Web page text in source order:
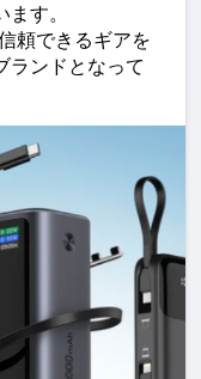
す。
頼できるギアを
ランドとなって